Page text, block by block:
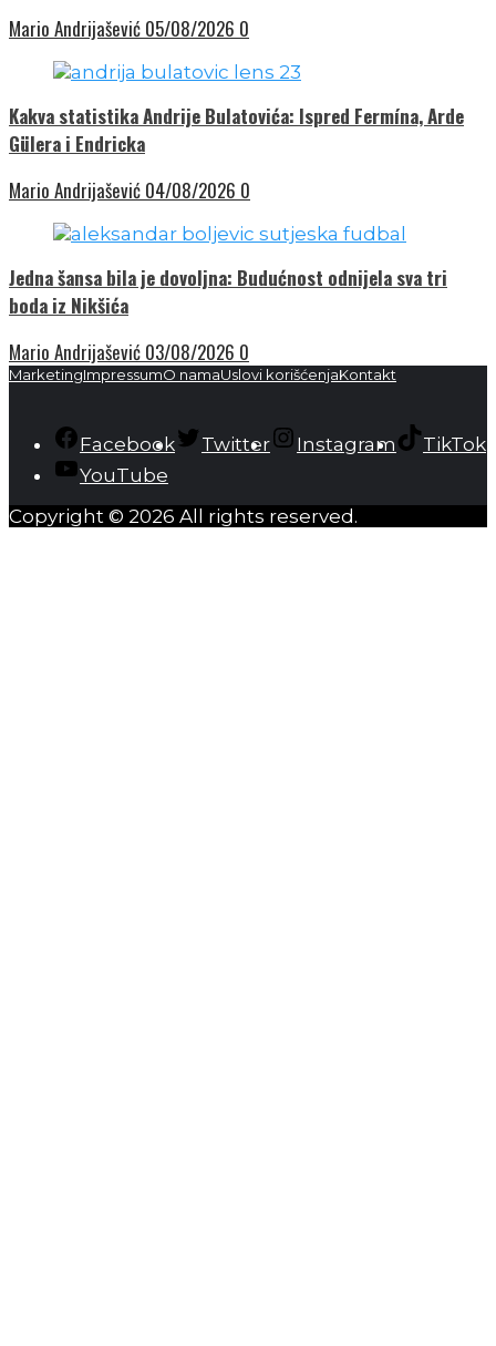
Mario Andrijašević 05/08/2026 0
Kakva statistika Andrije Bulatovića: Ispred Fermína, Arde
Gülera i Endricka
Mario Andrijašević 04/08/2026 0
Jedna šansa bila je dovoljna: Budućnost odnijela sva tri
boda iz Nikšića
Mario Andrijašević 03/08/2026 0
MarketingImpressumO namaUslovi korišćenjaKontakt
Facebook Twitter Instagram
TikTok
YouTube
Copyright © 2026 All rights reserved.